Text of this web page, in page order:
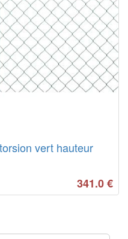
vert hauteur
341.0€